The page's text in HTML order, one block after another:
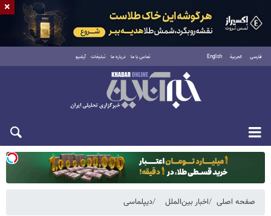
فارسی العربية English تماس با ما درباره ما تبلیغات آرشیو
یکشنبه ۱۸ مرداد ۱۴۰۵
صفحه اصلی اخبار بین‌الملل دیپلماسی
×